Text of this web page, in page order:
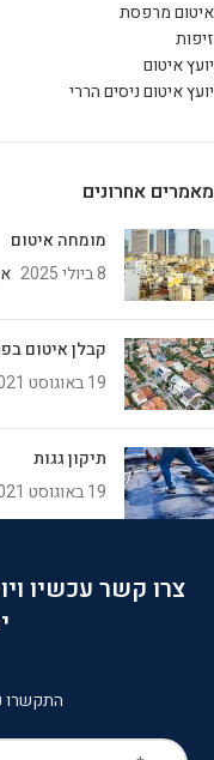
איטום מרפסת
זיפות
יועץ איטום
יועץ איטום ניסים הררי
מאמרים אחרונים
מומחה איטום
8 ביולי 2025
קבלן איטום
19 באוגוסט 2021
תיקון גגות
19 באוגוסט 2021
צרו קשר עכשיו
התקשרו עכשיו: